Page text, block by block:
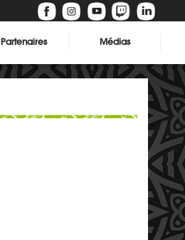
Partenaires Médias